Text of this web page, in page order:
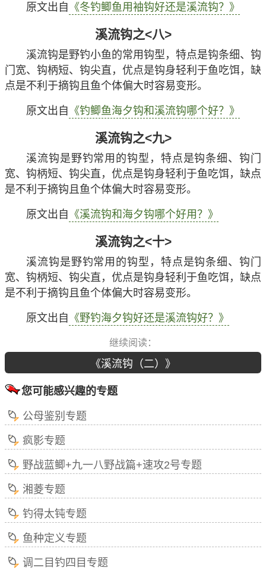
原文出自 《冬钓鲫鱼用袖钩好还是溪流钩？》
溪流钩之<八>
溪流钩是野钓小鱼的常用钩型，特点是钩条细、钩
门宽、钩柄短、钩尖直，优点是钩身轻利于鱼吃饵，缺
点是不利于摘钩且鱼个体偏大时容易变形。
原文出自 《钓鲫鱼海夕钩和溪流钩哪个好？》
溪流钩之<九>
溪流钩是野钓常用的钩型，特点是钩条细、钩门
宽、钩柄短、钩尖直，优点是钩身轻利于鱼吃饵，缺点
是不利于摘钩且鱼个体偏大时容易变形。
原文出自 《溪流钩和海夕钩哪个好用？》
溪流钩之<十>
溪流钩是野钓常用的钩型，特点是钩条细、钩门
宽、钩柄短、钩尖直，优点是钩身轻利于鱼吃饵，缺点
是不利于摘钩且鱼个体偏大时容易变形。
原文出自 《野钓海夕钩好还是溪流钩好？》
继续阅读：
《溪流钩（二）》
您可能感兴趣的专题
公母鉴别专题
疯影专题
野战蓝鲫+九一八野战篇+速攻2号专题
湘菱专题
钓得太钝专题
鱼种定义专题
调二目钓四目专题